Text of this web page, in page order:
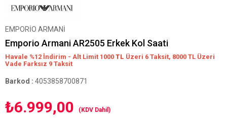
EMPORİO ARMANİ
Emporio Armani AR2505 Erkek Kol Saati
Havale %12 İndirim - Alt Limit 1000 TL Üzeri 6 Taksit, 8000 TL Üzeri
Vade Farksız 9 Taksit
Barkod : 4053858700871
₺6.999,00 (KDV Dahil)